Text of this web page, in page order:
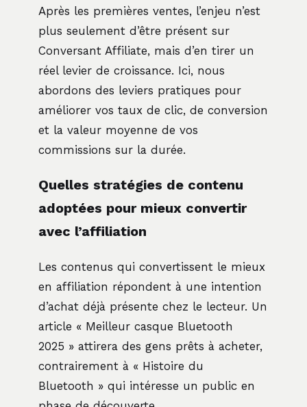
Après les premières ventes, l’enjeu n’est
plus seulement d’être présent sur
Conversant Affiliate, mais d’en tirer un
réel levier de croissance. Ici, nous
abordons des leviers pratiques pour
améliorer vos taux de clic, de conversion
et la valeur moyenne de vos
commissions sur la durée.
Quelles stratégies de contenu
adoptées pour mieux convertir
avec l’affiliation
Les contenus qui convertissent le mieux
en affiliation répondent à une intention
d’achat déjà présente chez le lecteur. Un
article « Meilleur casque Bluetooth
2025 » attirera des gens prêts à acheter,
contrairement à « Histoire du
Bluetooth » qui intéresse un public en